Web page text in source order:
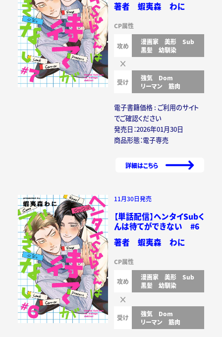
著者 蝦夷森 わに
CP属性
攻め 漫画家 美形
Sub
黒髪
幼馴染
受け 強気
Dom
リーマン
筋肉
電子書籍価格 : ご利用のサイト
でご確認ください
発売日：2026年01月30日
商品形態：電子専売
詳細はこちら
11月30日発売
【単話配信】ヘンタイSubく
んは待てができない #6
著者 蝦夷森 わに
CP属性
攻め 漫画家 美形
Sub
黒髪
幼馴染
受け 強気
Dom
リーマン
筋肉